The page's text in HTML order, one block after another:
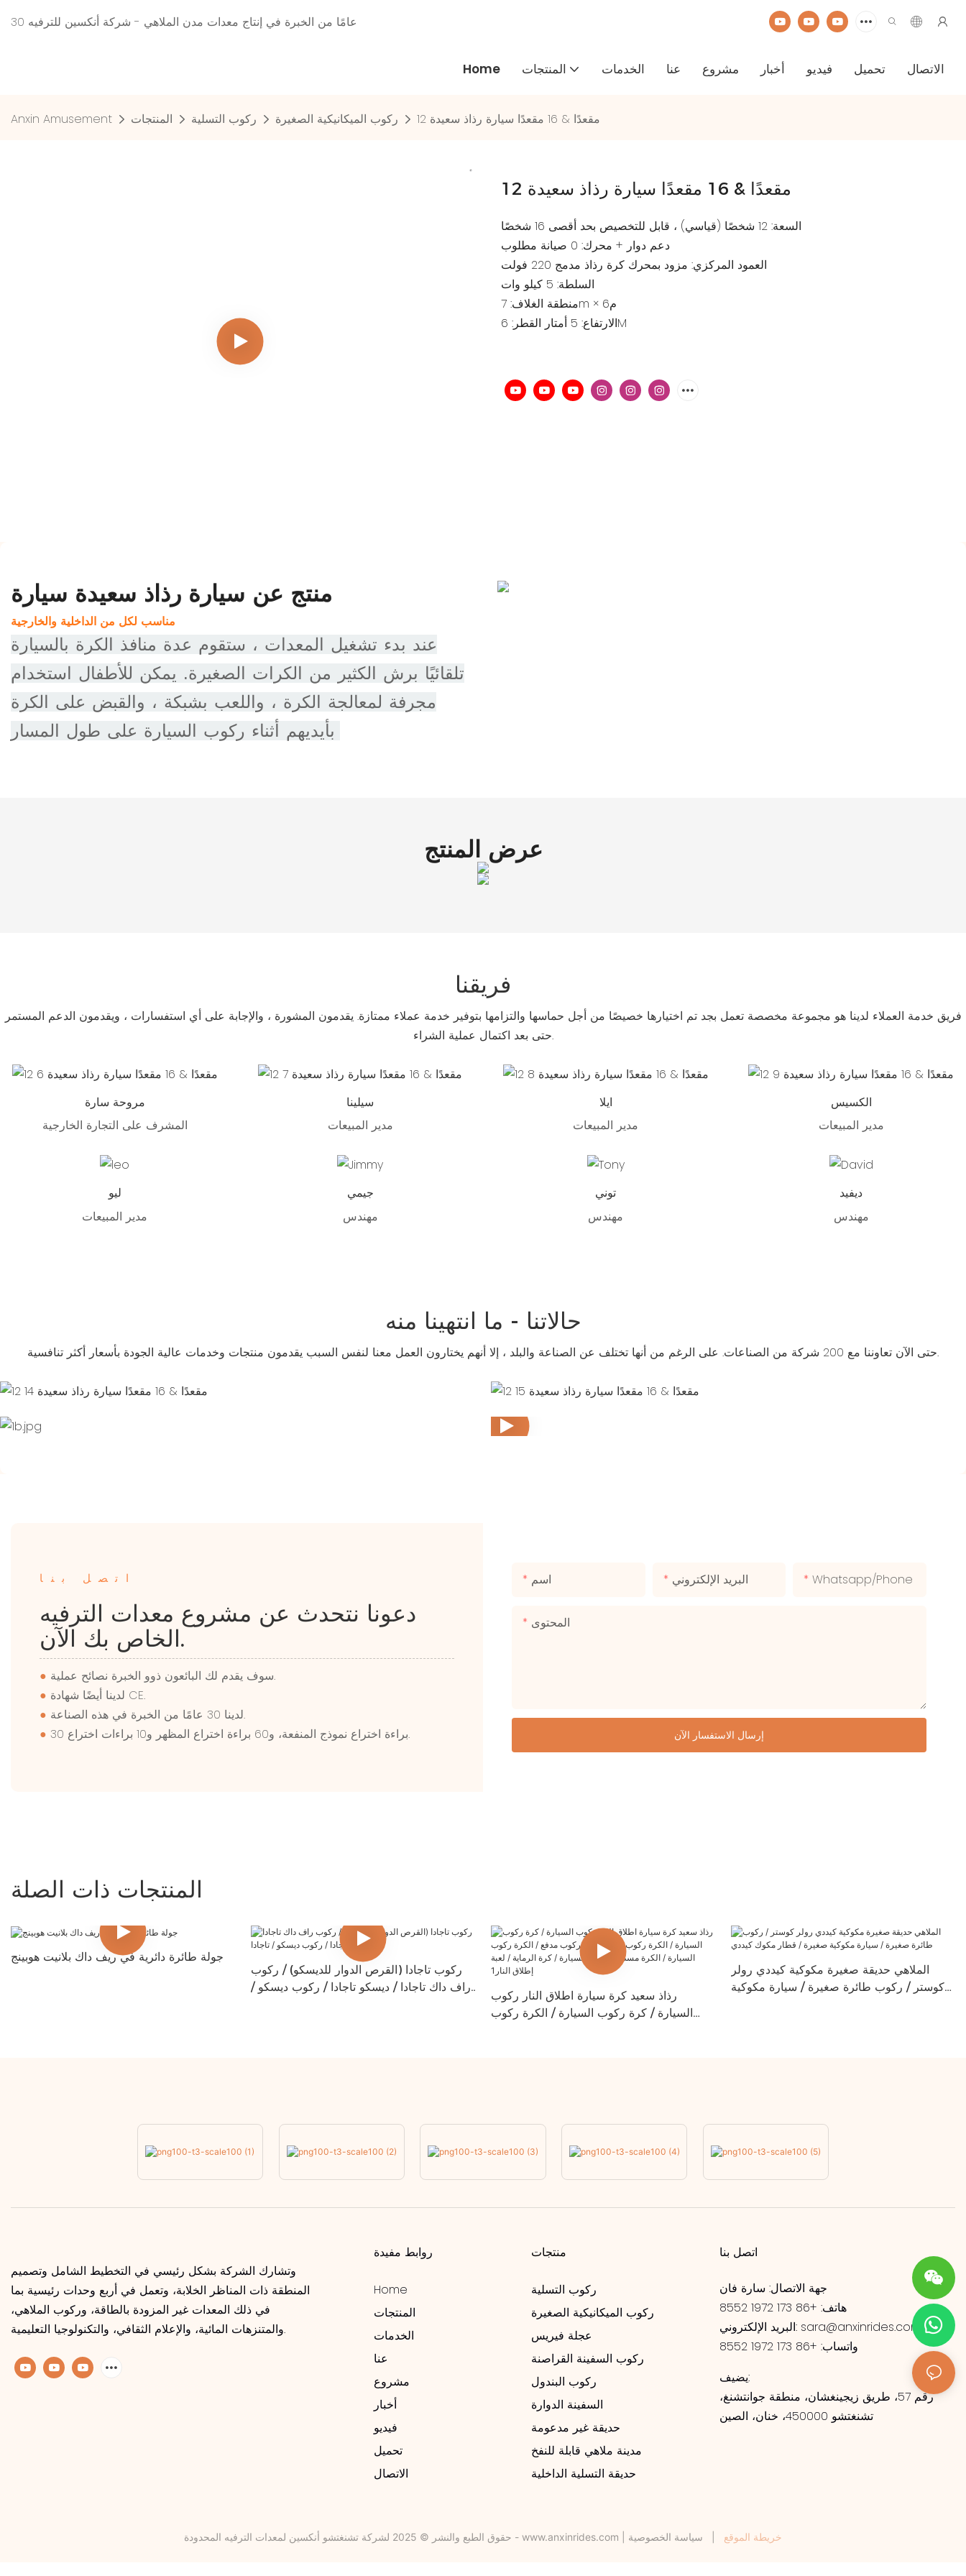
30 عامًا من الخبرة في إنتاج معدات مدن الملاهي - شركة أنكسين للترفيه
Home المنتجات الخدمات عنا مشروع أخبار فيديو تحميل الاتصال
Anxin Amusement المنتجات ركوب التسلية ركوب الميكانيكية الصغيرة 12 مقعدًا & 16 مقعدًا سيارة رذاذ سعيدة
12 مقعدًا & 16 مقعدًا سيارة رذاذ سعيدة
السعة: 12 شخصًا (قياسي) ، قابل للتخصيص بحد أقصى 16 شخصًا
دعم دوار + محرك: 0 صيانة مطلوب
العمود المركزي: مزود بمحرك كرة رذاذ مدمج 220 فولت
السلطة: 5 كيلو وات
منطقة الغلاف: 7m × م6
الارتفاع: 5 أمتار القطر: 6M
منتج عن سيارة رذاذ سعيدة سيارة
مناسب لكل من الداخلية والخارجية
عند بدء تشغيل المعدات ، ستقوم عدة منافذ الكرة بالسيارة
تلقائيًا برش الكثير من الكرات الصغيرة. يمكن للأطفال استخدام
مجرفة لمعالجة الكرة ، واللعب بشبكة ، والقبض على الكرة
عرض المنتج
فريقنا
فريق خدمة العملاء لدينا هو مجموعة مخصصة تعمل بجد تم اختيارها خصيصًا من أجل حماسها والتزامها بتوفير خدمة عملاء ممتازة. يقدمون المشورة ، والإجابة على أي استفسارات ، ويقدمون الدعم المستمر
حتى بعد اكتمال عملية الشراء.
مروحة سارة
المشرف على التجارة الخارجية
سيلينا
مدير المبيعات
ايلا
مدير المبيعات
الكسيس
مدير المبيعات
ليو
مدير المبيعات
جيمي
مهندس
توني
مهندس
ديفيد
مهندس
حالاتنا - ما انتهينا منه
حتى الآن تعاوننا مع 200 شركة من الصناعات. على الرغم من أنها تختلف عن الصناعة والبلد ، إلا أنهم يختارون العمل معنا لنفس السبب يقدمون منتجات وخدمات عالية الجودة بأسعار أكثر تنافسية.
الأشياء التي أنجزناها
الأشياء التي أنجزناها
اتصل بنا
دعونا نتحدث عن مشروع معدات الترفيه
الخاص بك الآن.
●
سوف يقدم لك البائعون ذوو الخبرة نصائح عملية.
●
لدينا أيضًا شهادة CE.
●
لدينا 30 عامًا من الخبرة في هذه الصناعة.
●
30 براءة اختراع نموذج المنفعة، و60 براءة اختراع المظهر و10 براءات اختراع.
اسم البريد الإلكتروني Whatsapp/phone
المحتوى
إرسال الاستفسار الآن
المنتجات ذات الصلة
جولة طائرة دائرية في ريف داك بلانيت هوبينج
ركوب تاجادا (القرص الدوار للديسكو) / ركوب
راف داك تاجادا / ديسكو تاجادا / ركوب ديسكو /
رذاذ سعيد كرة سيارة اطلاق النار ركوب
السيارة / كرة ركوب السيارة / الكرة ركوب
الملاهي حديقة صغيرة مكوكية كيددي رولر
كوستر / ركوب طائرة صغيرة / سيارة مكوكية
وتشارك الشركة بشكل رئيسي في التخطيط الشامل وتصميم
المنطقة ذات المناظر الخلابة، وتعمل في أربع وحدات رئيسية بما
في ذلك المعدات غير المزودة بالطاقة، وركوب الملاهي،
والمتنزهات المائية، والإعلام الثقافي، والتكنولوجيا التعليمية.
روابط مفيدة
Home
المنتجات
الخدمات
عنا
مشروع
أخبار
فيديو
تحميل
الاتصال
منتجات
ركوب التسلية
ركوب الميكانيكية الصغيرة
عجلة فيريس
ركوب السفينة القراصنة
ركوب البندول
السفينة الدوارة
حديقة غير مدعومة
مدينة ملاهي قابلة للنفخ
حديقة التسلية الداخلية
اتصل بنا
جهة الاتصال: سارة فان
هاتف: +86 173 1972 8552
البريد الإلكتروني: sara@anxinrides.com
واتساب: +86 173 1972 8552
يضيف:
رقم 57، طريق زيجينغشان، منطقة جوانتشنغ،
تشنغتشو 450000، خنان، الصين
حقوق الطبع والنشر © 2025 لشركة تشنغتشو أنكسين لمعدات الترفيه المحدودة - www.anxinrides.com خريطة الموقع سياسة الخصوصية